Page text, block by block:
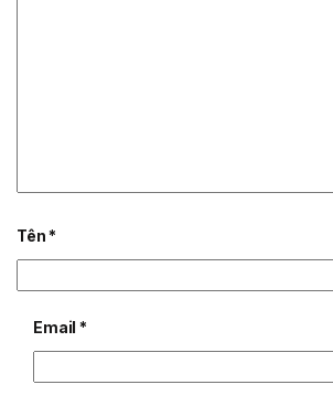
Tên*
Email*